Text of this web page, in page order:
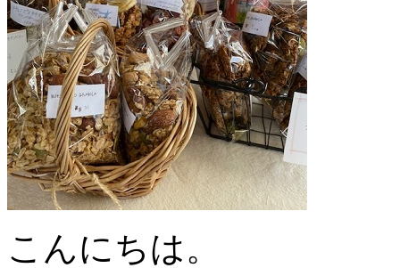
こんにちは。